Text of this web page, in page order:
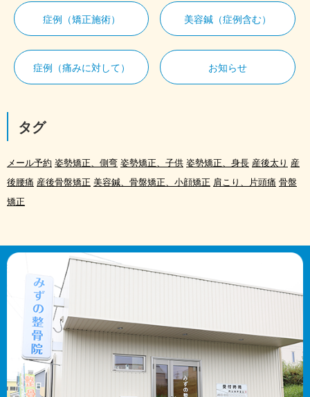
症例（矯正施術） 美容鍼（症例含む）
症例（痛みに対して） お知らせ
タグ
メール予約 姿勢矯正、側弯 姿勢矯正、子供 姿勢矯正、身長 産後太り 産
後腰痛 産後骨盤矯正 美容鍼、骨盤矯正、小顔矯正 肩こり、片頭痛 骨盤
矯正